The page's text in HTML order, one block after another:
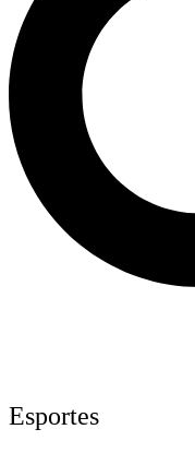
Esportes